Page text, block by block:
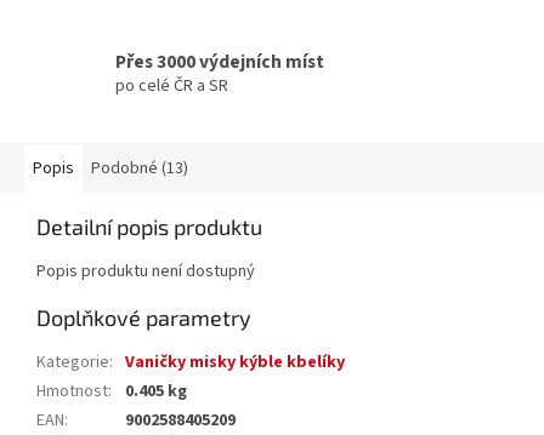
Přes 3000 výdejních míst
po celé ČR a SR
Popis Podobné (13)
Detailní popis produktu
Popis produktu není dostupný
Doplňkové parametry
Kategorie: Vaničky misky kýble kbelíky
Hmotnost:
0.405 kg
EAN:
9002588405209